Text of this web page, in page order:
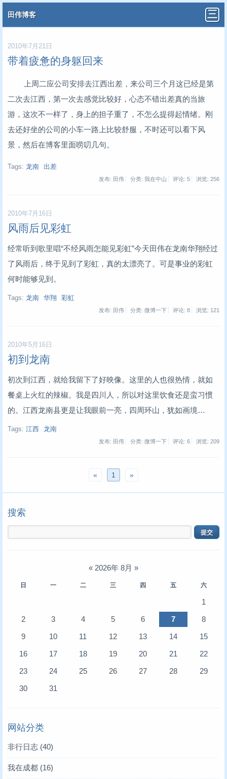
田伟博客
2010年7月21日
带着疲惫的身躯回来
上周二应公司安排去江西出差，来公司三个月这已经是第
二次去江西，第一次去感觉比较好，心态不错出差真的当旅
游，这次不一样了，身上的担子重了，不怎么提得起情绪。刚
去还好坐的公司的小车一路上比较舒服，不时还可以看下风
景，然后在博客里面唠叨几句。
Tags: 龙南 出差
发布: 田伟 分类: 我在中山 评论: 5 浏览: 256
2010年7月16日
风雨后见彩虹
经常听到歌里唱“不经风雨怎能见彩虹”今天田伟在龙南华翔经过
了风雨后，终于见到了彩虹，真的太漂亮了。可是事业的彩虹
何时能够见到。
Tags: 龙南 华翔 彩虹
发布: 田伟 分类: 微博一下 评论: 8 浏览: 121
2010年5月16日
初到龙南
初次到江西，就给我留下了好映像。这里的人也很热情，就如
餐桌上火红的辣椒。我是四川人，所以对这里饮食还是蛮习惯
的。江西龙南县更是让我眼前一亮，四周环山，犹如画境…
Tags: 江西 龙南
发布: 田伟 分类: 微博一下 评论: 6 浏览: 209
« 1 »
搜索
« 2026年 8月 »
日 一 二 三 四 五 六
1
2
3 4 5 6 7
8
9
10 11 12 13 14
15
16
17 18 19 20 21
22
23
24 25 26 27 28
29
30
31
网站分类
非行日志 (40)
我在成都 (16)